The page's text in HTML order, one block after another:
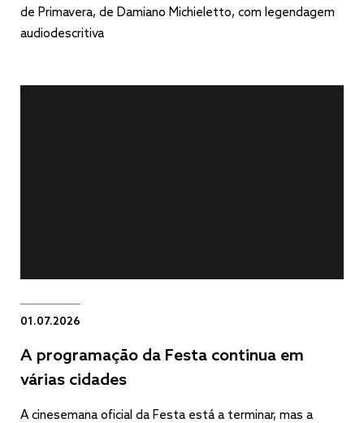
de Primavera, de Damiano Michieletto, com legendagem
audiodescritiva
01.07.2026
A programação da Festa continua em
várias cidades
A cinesemana oficial da Festa está a terminar, mas a